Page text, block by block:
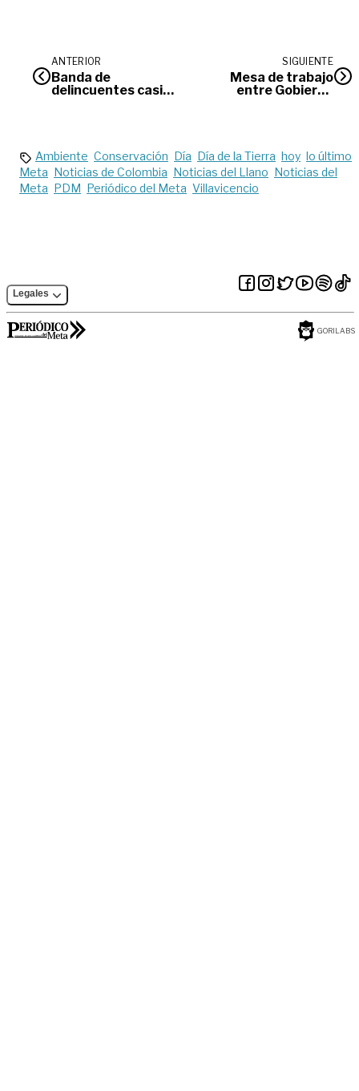
ANTERIOR
Banda de
delincuentes casi
SIGUIENTE
Mesa de trabajo
entre Gobierno
climática
Ambiente Conservación Día Día de la Tierra hoy lo último
Meta
Noticias de Colombia Noticias del Llano
Noticias del
Meta
PDM Periódico del Meta Villavicencio
Legales
GORILABS